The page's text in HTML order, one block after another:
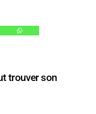
trouver son